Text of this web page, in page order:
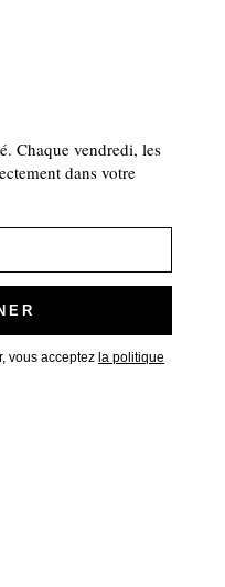
Chaque vendredi, les
dans votre
vous acceptez la politique